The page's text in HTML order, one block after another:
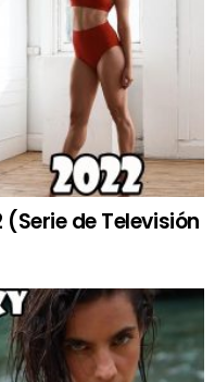
(Serie de Televisión